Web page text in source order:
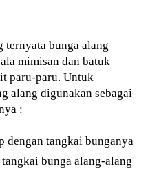
ternyata bunga alang
mimisan dan batuk
paru-paru. Untuk
alang digunakan sebagai
:
tangkai bunganya
bunga alang-alang